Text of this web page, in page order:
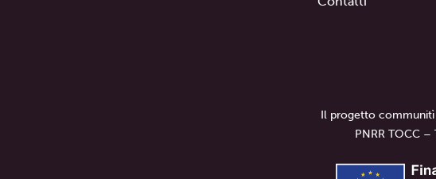
Il progetto communitì
PNRR TOCC –